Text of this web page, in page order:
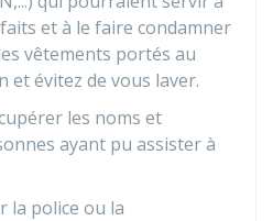
et à le faire condamner
vêtements portés au
et évitez de vous laver.
les noms et
ayant pu assister à
la police ou la